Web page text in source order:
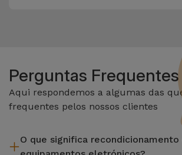
Perguntas Frequentes
Aqui respondemos a algumas das
frequentes pelos nossos clientes
O que significa recondicionamento